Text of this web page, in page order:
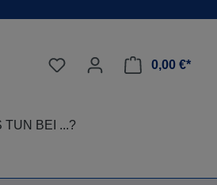
0,00 €*
TUN BEI ...?